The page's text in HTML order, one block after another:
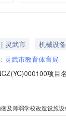
灵武市
机械设备
灵武市教育体育局
项目
满足《中华人民
及薄弱学校改造设施设